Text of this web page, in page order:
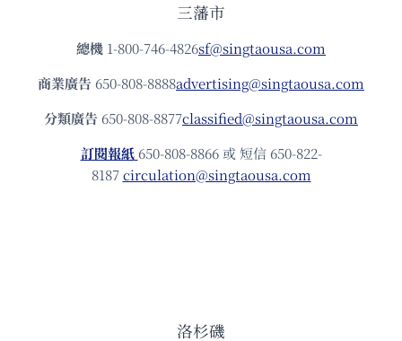
三藩市
總機 1-800-746-4826sf@singtaousa.com
商業廣告 650-808-8888advertising@singtaousa.com
分類廣告 650-808-8877classified@singtaousa.com
訂閱報紙 650-808-8866 或 短信 650-822-
8187circulation@singtaousa.com
洛杉磯